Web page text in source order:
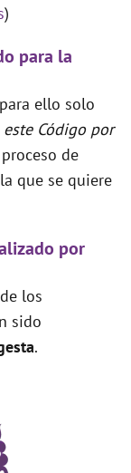
)
para la
ello solo
este Código por
de
que se quiere
por
los
sido
.